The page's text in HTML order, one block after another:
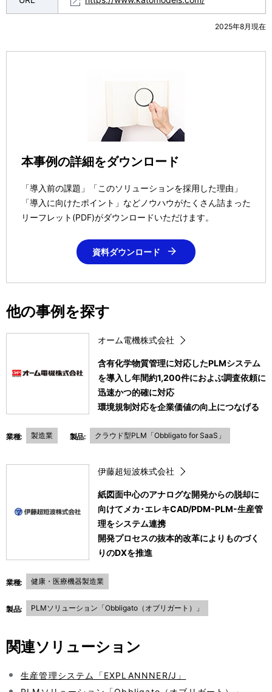
2025年8月現在
本事例の詳細をダウンロード
「導入前の課題」「このソリューションを採用した理由」
「導入に向けたポイント」などノウハウがたくさん詰まった
リーフレット(PDF)がダウンロードいただけます。
資料ダウンロード
他の事例を探す
オーム電機株式会社
含有化学物質管理に対応したPLMシステム
を導入し年間約1,200件におよぶ調査依頼に
迅速かつ的確に対応
環境規制対応を企業価値の向上につなげる
業種: 製造業 製品: クラウド型PLM「Obbligato for SaaS」
伊藤超短波株式会社
紙図面中心のアナログな開発からの脱却に
向けてメカ･エレキCAD/PDM-PLM-生産管
理をシステム連携
開発プロセスの抜本的改革によりものづく
りのDXを推進
業種: 健康・医療機器製造業
製品: PLMソリューション「Obbligato（オブリガート）」
関連ソリューション
生産管理システム「EXPLANNNER/J」